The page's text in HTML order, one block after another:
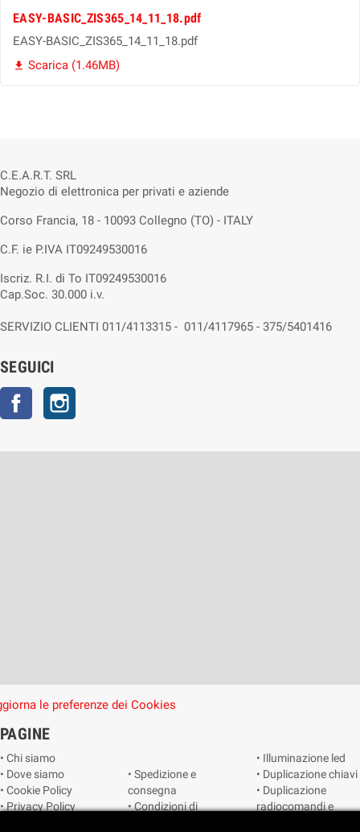
EASY-BASIC_ZIS365_14_11_18.pdf
EASY-BASIC_ZIS365_14_11_18.pdf
 Scarica (1.46MB)
C.E.A.R.T. SRL
Negozio di elettronica per privati e aziende
Corso Francia, 18 - 10093 Collegno (TO) - ITALY
C.F. ie P.IVA IT09249530016
Iscriz. R.I. di To IT09249530016
Cap.Soc. 30.000 i.v.
SERVIZIO CLIENTI 011/4113315 - 011/4117965 - 375/5401416
SEGUICI
Facebook
le preferenze dei Cookies
PAGINE
• Chi siamo
• Dove siamo
• Cookie Policy
• Privacy Policy
• Spedizione e
consegna
• Condizioni di
• Illuminazione led
• Duplicazione chiavi
• Duplicazione
radiocomandi e